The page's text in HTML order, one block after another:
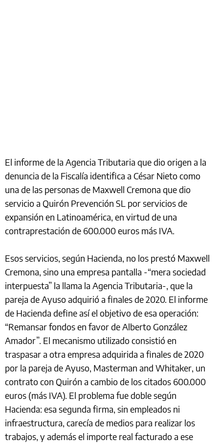
El informe de la Agencia Tributaria que dio origen a la
denuncia de la Fiscalía identifica a César Nieto como
una de las personas de Maxwell Cremona que dio
servicio a Quirón Prevención SL por servicios de
expansión en Latinoamérica, en virtud de una
contraprestación de 600.000 euros más IVA.
Esos servicios, según Hacienda, no los prestó Maxwell
Cremona, sino una empresa pantalla -“mera sociedad
interpuesta” la llama la Agencia Tributaria-, que la
pareja de Ayuso adquirió a finales de 2020. El informe
de Hacienda define así el objetivo de esa operación:
“Remansar fondos en favor de Alberto González
Amador”. El mecanismo utilizado consistió en
traspasar a otra empresa adquirida a finales de 2020
por la pareja de Ayuso, Masterman and Whitaker, un
contrato con Quirón a cambio de los citados 600.000
euros (más IVA). El problema fue doble según
Hacienda: esa segunda firma, sin empleados ni
infraestructura, carecía de medios para realizar los
trabajos, y además el importe real facturado a ese